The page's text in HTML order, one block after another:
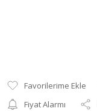
Fiyat Alarmı